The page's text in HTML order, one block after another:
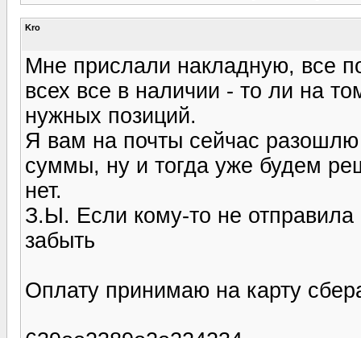
Kro
Мне прислали накладную, все
всех все в наличии - то ли на
нужных позиций.
Я вам на почты сейчас
суммы, ну и тогда уже будем
нет.
З.Ы. Если кому-то не
забыть
Оплату принимаю на карту